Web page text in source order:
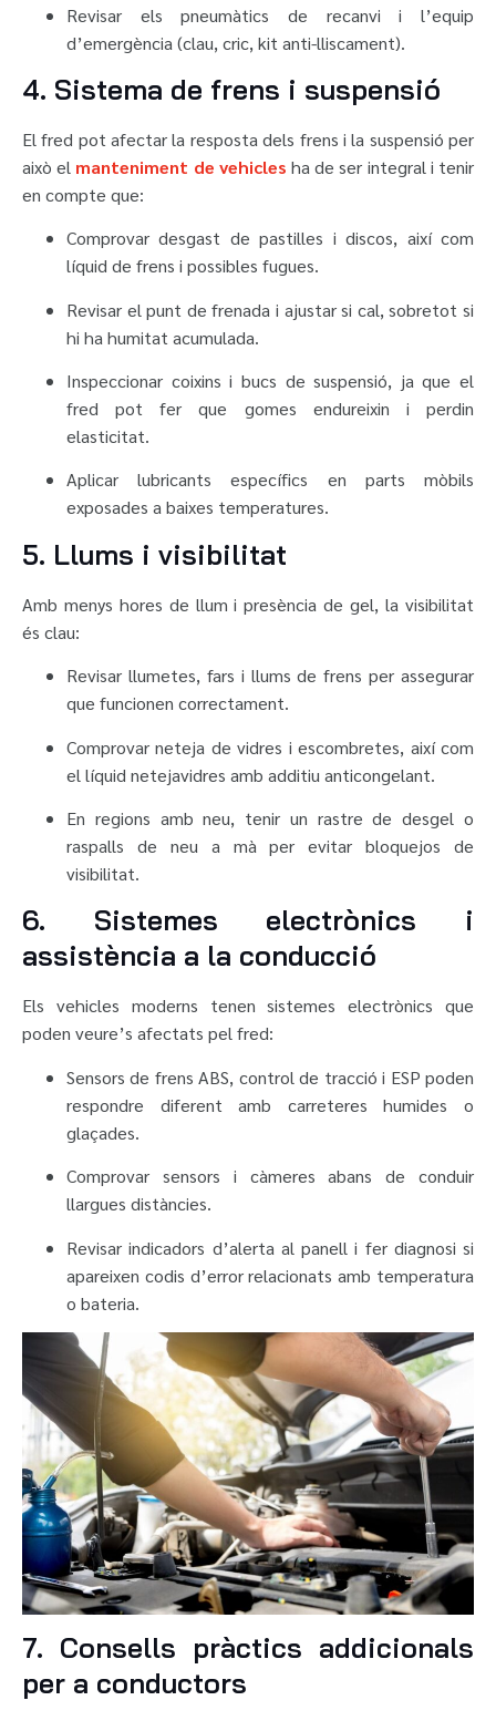
Revisar els pneumàtics de recanvi i l’equip
d’emergència (clau, cric, kit anti-lliscament).
4. Sistema de frens i suspensió
El fred pot afectar la resposta dels frens i la suspensió per
això el manteniment de vehiclesha de ser integral i tenir
en compte que:
Comprovar desgast de pastilles i discos, així com
líquid de frens i possibles fugues.
Revisar el punt de frenada i ajustar si cal, sobretot si
hi ha humitat acumulada.
Inspeccionar coixins i bucs de suspensió, ja que el
fred pot fer que gomes endureixin i perdin
elasticitat.
Aplicar lubricants específics en parts mòbils
exposades a baixes temperatures.
5. Llums i visibilitat
Amb menys hores de llum i presència de gel, la visibilitat
és clau:
Revisar llumetes, fars i llums de frens per assegurar
que funcionen correctament.
Comprovar neteja de vidres i escombretes, així com
el líquid netejavidres amb additiu anticongelant.
En regions amb neu, tenir un rastre de desgel o
raspalls de neu a mà per evitar bloquejos de
visibilitat.
6. Sistemes electrònics i
assistència a la conducció
Els vehicles moderns tenen sistemes electrònics que
poden veure’s afectats pel fred:
Sensors de frens ABS, control de tracció i ESP poden
respondre diferent amb carreteres humides o
glaçades.
Comprovar sensors i càmeres abans de conduir
llargues distàncies.
Revisar indicadors d’alerta al panell i fer diagnosi si
apareixen codis d’error relacionats amb temperatura
o bateria.
7. Consells pràctics addicionals
per a conductors